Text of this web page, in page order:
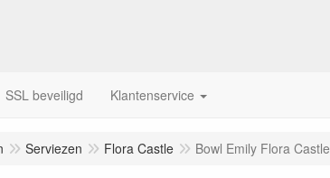
SSL beveiligd Klantenservice
Serviezen Flora Castle Bowl Emily Flora Castle